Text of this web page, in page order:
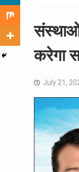
संस्थाओं
करेगा
July 21,